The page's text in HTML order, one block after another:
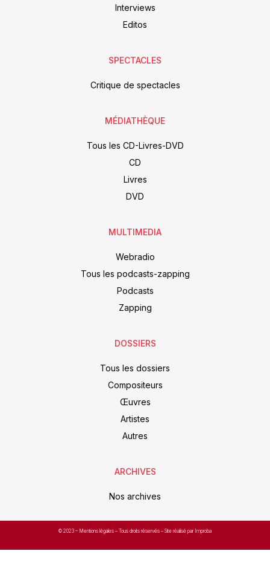
Interviews
Editos
SPECTACLES
Critique de spectacles
MÉDIATHÈQUE
Tous les CD-Livres-DVD
CD
Livres
DVD
MULTIMEDIA
Webradio
Tous les podcasts-zapping
Podcasts
Zapping
DOSSIERS
Tous les dossiers
Compositeurs
Œuvres
Artistes
Autres
ARCHIVES
Nos archives
© 2023 – Mentions légales – Tous droits réservés – Site réalisé par Improba